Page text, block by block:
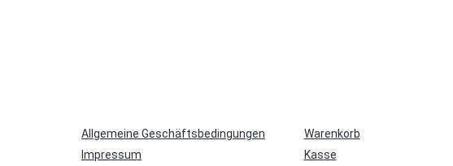
Allgemeine Geschäftsbedingungen
Impressum
Warenkorb
Kasse